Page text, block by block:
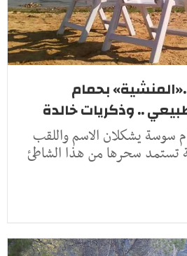
بحمام
.. وذكريات خالدة
سوسة يشكلان الاسم واللقب
تستمد سحرها من هذا الشاطئ